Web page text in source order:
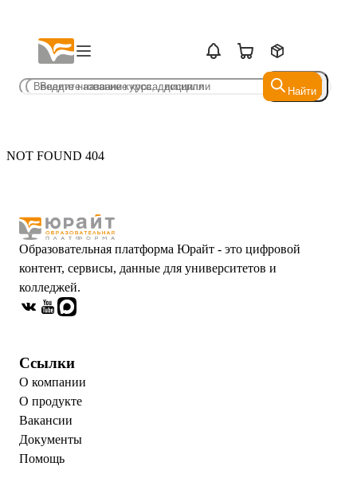
Найти
Найти
NOT FOUND 404
Образовательная платформа Юрайт - это цифровой
контент, сервисы, данные для университетов и
колледжей.
Ссылки
О компании
О продукте
Вакансии
Документы
Помощь